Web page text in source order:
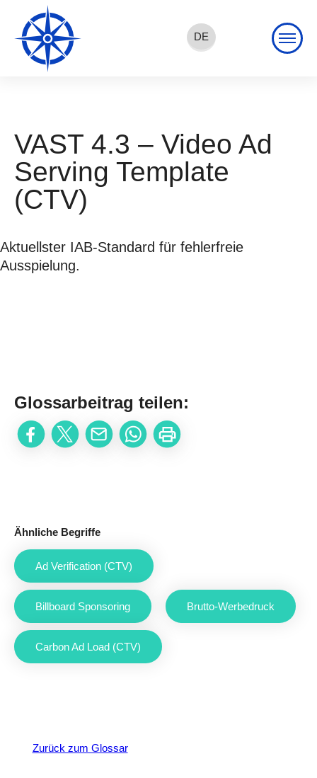
DE
VAST 4.3 – Video Ad
Serving Template
(CTV)
Aktuellster IAB-Standard für fehlerfreie
Ausspielung.
Glossarbeitrag teilen:
Ähnliche Begriffe
Ad Verification (CTV)
Billboard Sponsoring Brutto-Werbedruck
Carbon Ad Load (CTV)
Zurück zum Glossar